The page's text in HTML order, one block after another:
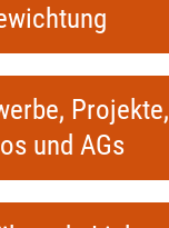
Projekte,
und AGs